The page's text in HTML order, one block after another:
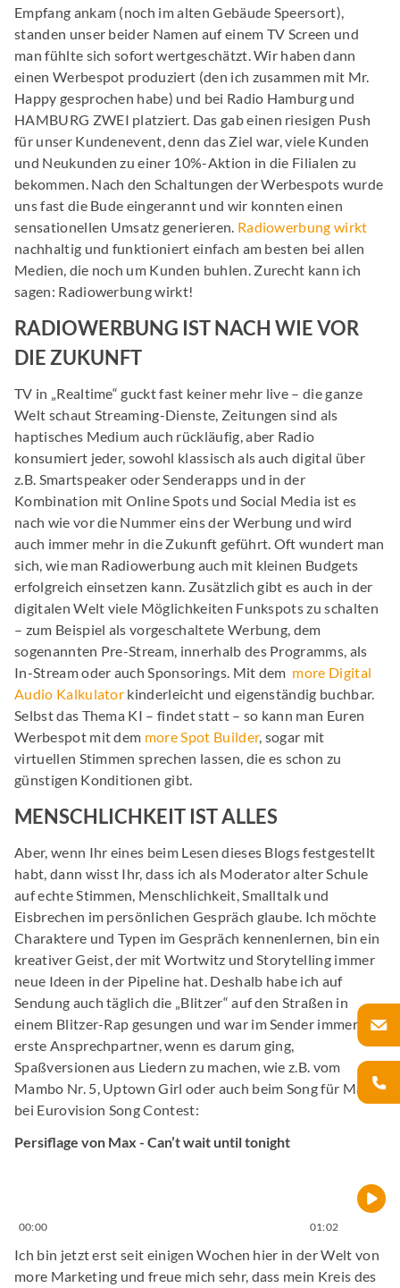
Empfang ankam (noch im alten Gebäude Speersort),
standen unser beider Namen auf einem TV Screen und
man fühlte sich sofort wertgeschätzt. Wir haben dann
einen Werbespot produziert (den ich zusammen mit Mr.
Happy gesprochen habe) und bei Radio Hamburg und
HAMBURG ZWEI platziert. Das gab einen riesigen Push
für unser Kundenevent, denn das Ziel war, viele Kunden
und Neukunden zu einer 10%-Aktion in die Filialen zu
bekommen. Nach den Schaltungen der Werbespots wurde
uns fast die Bude eingerannt und wir konnten einen
sensationellen Umsatz generieren. Radiowerbung wirkt
nachhaltig und funktioniert einfach am besten bei allen
Medien, die noch um Kunden buhlen. Zurecht kann ich
sagen: Radiowerbung wirkt!
RADIOWERBUNG IST NACH WIE VOR
DIE ZUKUNFT
TV in „Realtime“ guckt fast keiner mehr live – die ganze
Welt schaut Streaming-Dienste, Zeitungen sind als
haptisches Medium auch rückläufig, aber Radio
konsumiert jeder, sowohl klassisch als auch digital über
z.B. Smartspeaker oder Senderapps und in der
Kombination mit Online Spots und Social Media ist es
nach wie vor die Nummer eins der Werbung und wird
auch immer mehr in die Zukunft geführt. Oft wundert man
sich, wie man Radiowerbung auch mit kleinen Budgets
erfolgreich einsetzen kann. Zusätzlich gibt es auch in der
digitalen Welt viele Möglichkeiten Funkspots zu schalten
– zum Beispiel als vorgeschaltete Werbung, dem
sogenannten Pre-Stream, innerhalb des Programms, als
In-Stream oder auch Sponsorings. Mit dem more Digital
Audio Kalkulator kinderleicht und eigenständig buchbar.
Selbst das Thema KI – findet statt – so kann man Euren
Werbespot mit dem more Spot Builder, sogar mit
virtuellen Stimmen sprechen lassen, die es schon zu
günstigen Konditionen gibt.
MENSCHLICHKEIT IST ALLES
Aber, wenn Ihr eines beim Lesen dieses Blogs festgestellt
habt, dann wisst Ihr, dass ich als Moderator alter Schule
auf echte Stimmen, Menschlichkeit, Smalltalk und
Eisbrechen im persönlichen Gespräch glaube. Ich möchte
Charaktere und Typen im Gespräch kennenlernen, bin ein
kreativer Geist, der mit Wortwitz und Storytelling immer
neue Ideen in der Pipeline hat. Deshalb habe ich auf
Sendung auch täglich die „Blitzer“ auf den Straßen in
einem Blitzer-Rap gesungen und war im Sender immer der
erste Ansprechpartner, wenn es darum ging,
Spaßversionen aus Liedern zu machen, wie z.B. vom
Mambo Nr. 5, Uptown Girl oder auch beim Song für Max
bei Eurovision Song Contest:
Persiflage von Max - Can’t wait until tonight
00:00 01:02
Ich bin jetzt erst seit einigen Wochen hier in der Welt von
more Marketing und freue mich sehr, dass mein Kreis des